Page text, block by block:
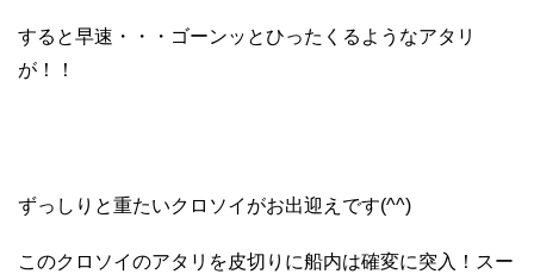
すると早速・・・ゴーンッとひったくるようなアタリ
が！！
ずっしりと重たいクロソイがお出迎えです(^^)
このクロソイのアタリを皮切りに船内は確変に突入！スー